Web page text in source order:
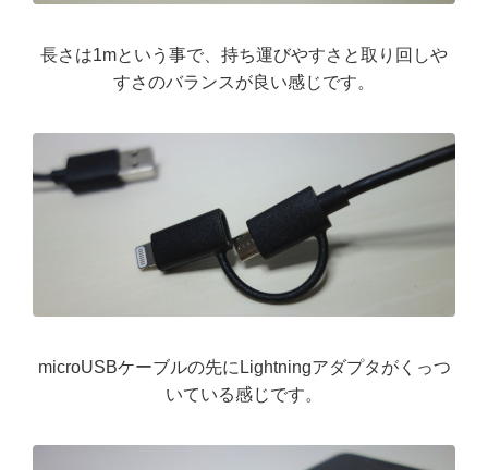
長さは1mという事で、持ち運びやすさと取り回しや
すさのバランスが良い感じです。
microUSBケーブルの先にLightningアダプタがくっつ
いている感じです。